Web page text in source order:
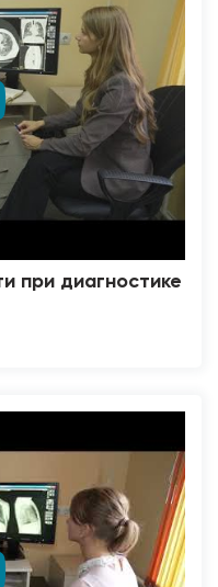
при диагностике